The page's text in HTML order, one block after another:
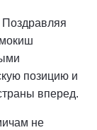
позицию и
вперед.
не